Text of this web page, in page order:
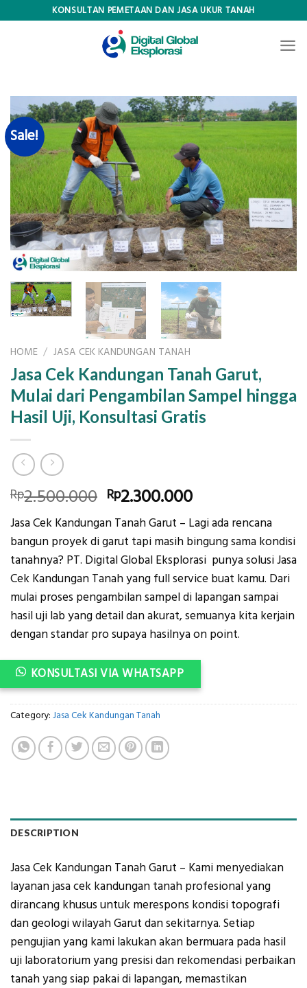
KONSULTAN PEMETAAN DAN JASA UKUR TANAH
Sale!
HOME / JASA CEK KANDUNGAN TANAH
Jasa Cek Kandungan Tanah Garut,
Mulai dari Pengambilan Sampel hingga
Hasil Uji, Konsultasi Gratis
Rp2.500.000 Original
price
was:
Rp2.500.000.
Rp2.300.000Current
price
is:
Rp2.300.000.
Jasa Cek Kandungan Tanah Garut – Lagi ada rencana
bangun proyek di garut tapi masih bingung sama kondisi
tanahnya? PT. Digital Global Eksplorasi punya solusi Jasa
Cek Kandungan Tanah yang full service buat kamu. Dari
mulai proses pengambilan sampel di lapangan sampai
hasil uji lab yang detail dan akurat, semuanya kita kerjain
dengan standar pro supaya hasilnya on point.
KONSULTASI VIA WHATSAPP
Category: Jasa Cek Kandungan Tanah
DESCRIPTION
Jasa Cek Kandungan Tanah Garut – Kami menyediakan
layanan jasa cek kandungan tanah profesional yang
dirancang khusus untuk merespons kondisi topografi
dan geologi wilayah Garut dan sekitarnya. Setiap
pengujian yang kami lakukan akan bermuara pada hasil
uji laboratorium yang presisi dan rekomendasi perbaikan
tanah yang siap pakai di lapangan, memastikan